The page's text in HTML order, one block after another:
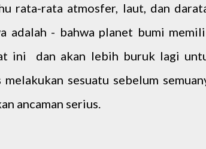
rata-rata atmosfer, laut, dan
adalah - bahwa planet bumi
ini dan akan lebih buruk lagi
sesuatu sebelum
ancaman serius.